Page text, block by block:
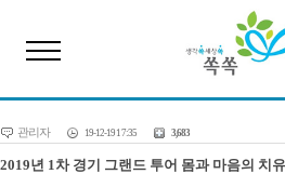
관리자 19-12-19 17:35 3,683
2019년 1차 경기 그랜드 투어 몸과 마음의 치